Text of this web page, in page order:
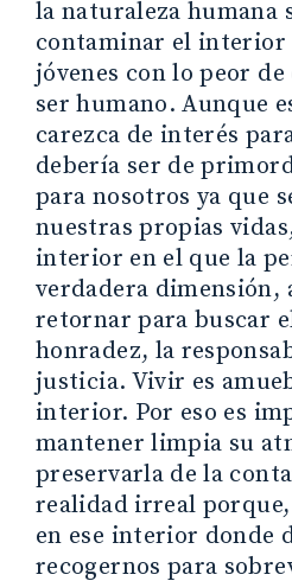
la naturaleza humana
contaminar el interior
jóvenes con lo peor de
ser humano. Aunque
carezca de interés
debería ser de
para nosotros ya que
nuestras propias
interior en el que la
verdadera dimensión,
retornar para buscar
honradez, la
justicia. Vivir es
interior. Por eso es
mantener limpia su
preservarla de la
realidad irreal
en ese interior donde
recogernos para